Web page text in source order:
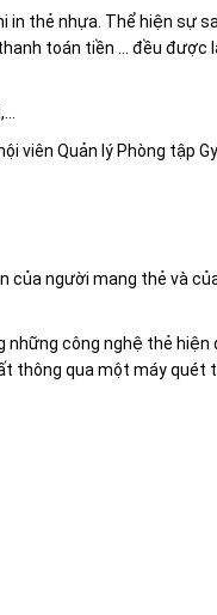
thẻ nhựa. Thể hiện sự
toán tiền … đều
Quản lý Phòng tập
người mang thẻ và
công nghệ thẻ
thông qua một máy quét